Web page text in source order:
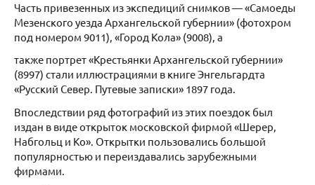
Часть привезенных из экспедиций снимков — «Самоеды
Мезенского уезда Архангельской губернии» (фотохром
под номером 9011), «Город Кола» (9008), а
также портрет «Крестьянки Архангельской губернии»
(8997) стали иллюстрациями в книге Энгельгардта
«Русский Север. Путевые записки» 1897 года.
Впоследствии ряд фотографий из этих поездок был
издан в виде открыток московской фирмой «Шерер,
Набгольц и Ко». Открытки пользовались большой
популярностью и переиздавались зарубежными
фирмами.